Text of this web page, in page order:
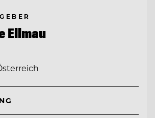
Ellmau